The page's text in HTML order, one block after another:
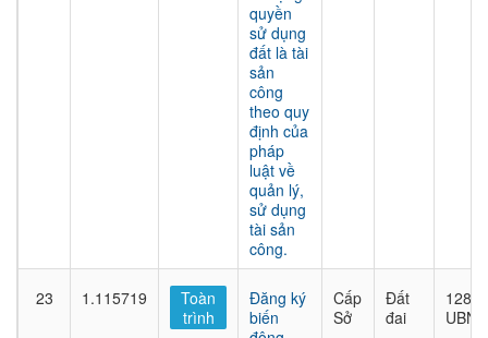
quyền
sử dụng
đất là tài
sản
công
theo quy
định của
pháp
luật về
quản lý,
sử dụng
tài sản
công.
23 1.115719
Toàn
trình
Đăng ký
biến
Cấp
Sở
Đất
đai
UBND